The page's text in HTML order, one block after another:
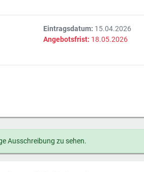
Eintragsdatum: 15.04.2026
Angebotsfrist: 18.05.2026
Ausschreibung zu sehen.